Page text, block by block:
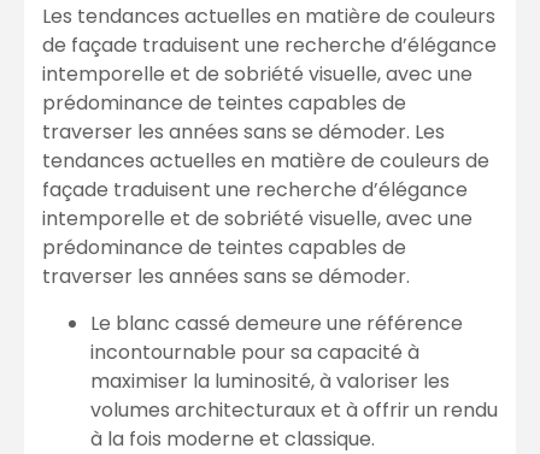
Les tendances actuelles en matière de couleurs
de façade traduisent une recherche d’élégance
intemporelle et de sobriété visuelle, avec une
prédominance de teintes capables de
traverser les années sans se démoder. Les
tendances actuelles en matière de couleurs de
façade traduisent une recherche d’élégance
intemporelle et de sobriété visuelle, avec une
prédominance de teintes capables de
traverser les années sans se démoder.
Le blanc cassé demeure une référence
incontournable pour sa capacité à
maximiser la luminosité, à valoriser les
volumes architecturaux et à offrir un rendu
à la fois moderne et classique.